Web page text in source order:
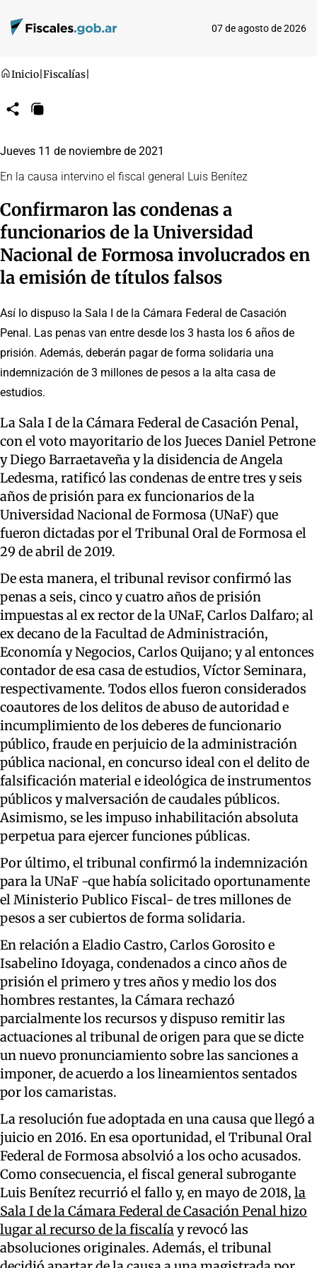
07 de agosto de 2026
Inicio Fiscalías
CompartirCopiar
Jueves 11 de noviembre de 2021
En la causa intervino el fiscal general Luis Benítez
Confirmaron las condenas a
funcionarios de la Universidad
Nacional de Formosa involucrados en
la emisión de títulos falsos
Así lo dispuso la Sala I de la Cámara Federal de Casación
Penal. Las penas van entre desde los 3 hasta los 6 años de
prisión. Además, deberán pagar de forma solidaria una
indemnización de 3 millones de pesos a la alta casa de
estudios.
La Sala I de la Cámara Federal de Casación Penal,
con el voto mayoritario de los Jueces Daniel Petrone
y Diego Barraetaveña y la disidencia de Angela
Ledesma, ratificó las condenas de entre tres y seis
años de prisión para ex funcionarios de la
Universidad Nacional de Formosa (UNaF) que
fueron dictadas por el Tribunal Oral de Formosa el
29 de abril de 2019.
De esta manera, el tribunal revisor confirmó las
penas a seis, cinco y cuatro años de prisión
impuestas al ex rector de la UNaF, Carlos Dalfaro; al
ex decano de la Facultad de Administración,
Economía y Negocios, Carlos Quijano; y al entonces
contador de esa casa de estudios, Víctor Seminara,
respectivamente. Todos ellos fueron considerados
coautores de los delitos de abuso de autoridad e
incumplimiento de los deberes de funcionario
público, fraude en perjuicio de la administración
pública nacional, en concurso ideal con el delito de
falsificación material e ideológica de instrumentos
públicos y malversación de caudales públicos.
Asimismo, se les impuso inhabilitación absoluta
perpetua para ejercer funciones públicas.
Por último, el tribunal confirmó la indemnización
para la UNaF -que había solicitado oportunamente
el Ministerio Publico Fiscal- de tres millones de
pesos a ser cubiertos de forma solidaria.
En relación a Eladio Castro, Carlos Gorosito e
Isabelino Idoyaga, condenados a cinco años de
prisión el primero y tres años y medio los dos
hombres restantes, la Cámara rechazó
parcialmente los recursos y dispuso remitir las
actuaciones al tribunal de origen para que se dicte
un nuevo pronunciamiento sobre las sanciones a
imponer, de acuerdo a los lineamientos sentados
por los camaristas.
La resolución fue adoptada en una causa que llegó a
juicio en 2016. En esa oportunidad, el Tribunal Oral
Federal de Formosa absolvió a los ocho acusados.
Como consecuencia, el fiscal general subrogante
Luis Benítez recurrió el fallo y, en mayo de 2018, la
Sala I de la Cámara Federal de Casación Penal hizo
lugar al recurso de la fiscalíay revocó las
absoluciones originales. Además, el tribunal